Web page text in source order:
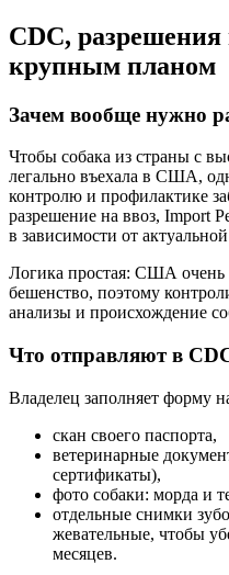
CDC, разрешения
крупным планом
Зачем вообще нужно
Чтобы собака из страны с
легально въехала в США,
контролю и профилактике
разрешение на ввоз, Import
в зависимости от
Логика простая: США очень
бешенство, поэтому
анализы и происхождение
Что отправляют в
Владелец заполняет форму
скан своего паспорта,
ветеринарные
сертификаты),
фото собаки: морда и
отдельные снимки
жевательные, чтобы
месяцев.